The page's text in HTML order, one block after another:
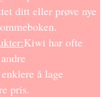
ditt eller prøve nye
Kiwi har ofte
å lage
pris.